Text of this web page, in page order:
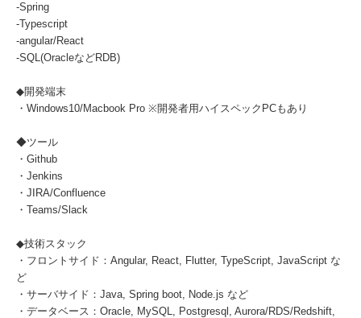
‐Spring
‐Typescript
‐angular/React
‐SQL(OracleなどRDB)
◆開発端末
・Windows10/Macbook Pro ※開発者用ハイスペックPCもあり
◆ツール
・Github
・Jenkins
・JIRA/Confluence
・Teams/Slack
◆技術スタック
・フロントサイド：Angular, React, Flutter, TypeScript, JavaScript な
ど
・サーバサイド：Java, Spring boot, Node.js など
・データベース：Oracle, MySQL, Postgresql, Aurora/RDS/Redshift,